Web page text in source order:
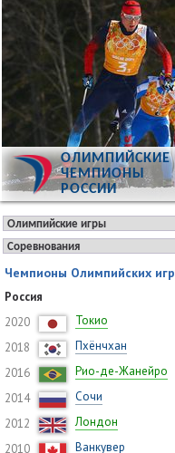
ОЛИМПИЙСКИЕ
ЧЕМПИОНЫ
РОССИИ
Чемпионы Олимпийских игр
Россия
2020
Токио
2018
Пхёнчхан
2016
Рио-де-Жанейро
2014
Сочи
2012
Лондон
2010
Ванкувер